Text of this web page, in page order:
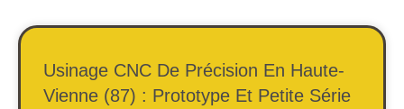
Usinage CNC De Précision En Haute-
Vienne (87) : Prototype Et Petite Série